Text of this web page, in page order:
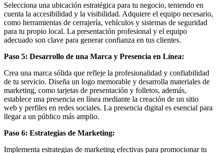
Selecciona una ubicación estratégica para tu negocio, teniendo en
cuenta la accesibilidad y la visibilidad. Adquiere el equipo necesario,
como herramientas de cerrajería, vehículos y sistemas de seguridad
para tu propio local. La presentación profesional y el equipo
adecuado son clave para generar confianza en tus clientes.
Paso 5: Desarrollo de una Marca y Presencia en Línea:
Crea una marca sólida que refleje la profesionalidad y confiabilidad
de tu servicio. Diseña un logo memorable y desarrolla materiales de
marketing, como tarjetas de presentación y folletos, además,
establece una presencia en línea mediante la creación de un sitio
web y perfiles en redes sociales. La presencia digital es esencial para
llegar a un público más amplio.
Paso 6: Estrategias de Marketing:
Implementa estrategias de marketing efectivas para promocionar tu